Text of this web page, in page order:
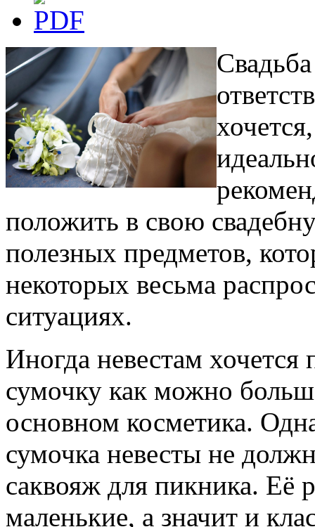
положить в свою
полезных предметов,
некоторых весьма
ситуациях.
Иногда невестам хочется
сумочку как можно
основном косметика.
сумочка невесты не
саквояж для пикника. Её
маленькие, а значит и